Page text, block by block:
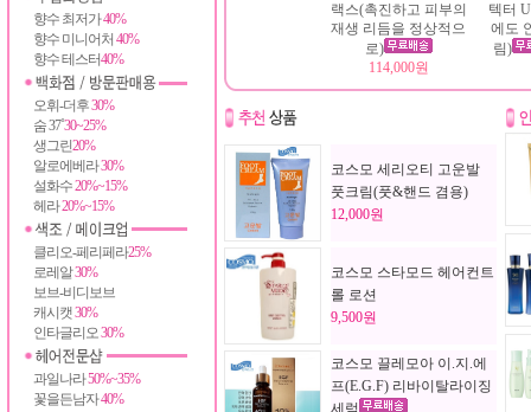
향수 최저가40%
향수 미니어처 40%
향수 테스터40%
오휘-더후30%
숨 37˚30~25%
생그린20%
알로에베라30%
설화수20%~15%
헤라20%~15%
클리오-페리페라25%
로레알30%
보브-비디보브
캐시캣30%
인타글리오30%
과일나라50%~35%
꽃을든남자40%
랙스(촉진하고 피부의
재생 리듬을 정상적으
로)
114,000원
텍터
에도
림)
코스모 세리오티 고운발
풋크림(풋&핸드 겸용)
12,000원
코스모 스타모드 헤어컨트
롤 로션
9,500원
코스모 끌레모아 이.지.에
프(E.G.F) 리바이탈라이징
세럼